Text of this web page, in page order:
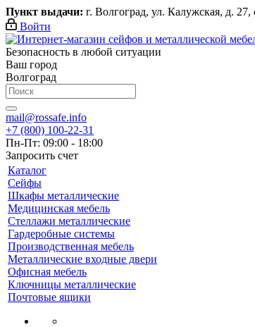
Пункт выдачи: г. Волгоград, ул. Калужская, д.
Войти
Безопасность в любой ситуации
Ваш город
Волгоград
mail@rossafe.info
+7 (800) 100-22-31
Пн-Пт: 09:00 - 18:00
Запросить счет
Каталог
Сейфы
Шкафы металлические
Медицинская мебель
Стеллажи металлические
Гардеробные системы
Производственная мебель
Металлические входные двери
Офисная мебель
Ключницы металлические
Почтовые ящики